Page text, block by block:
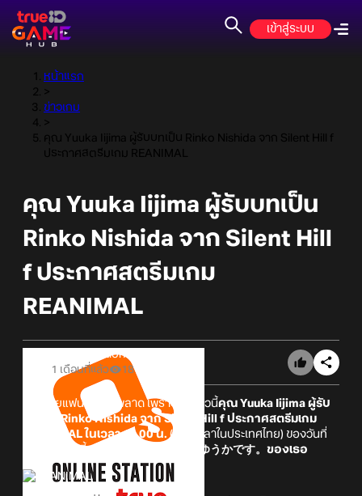
เข้าสู่ระบบ
หน้าแรก
>
ข่าวเกม
>
คุณ Yuuka Iijima ผู้รับบทเป็น Rinko Nishida จาก Silent Hill f
ประกาศสตรีมเกม REANIMAL
คุณ Yuuka Iijima ผู้รับบทเป็น
Rinko Nishida จาก Silent Hill
f ประกาศสตรีมเกม
REANIMAL
Online Station
1 เดือนที่แล้ว
18
บอกเลยแฟน ๆ ห้ามพลาด เพราะในคราวนี้คุณ Yuuka Iijima ผู้รับ
บทเป็น Rinko Nishida จาก Silent Hill f ประกาศสตรีมเกม
REANIMAL ในเวลา 19.00 น. (ตามเวลาในประเทศไทย) ของวันที่
19 มิถุนายนนี้บนช่องยูทูบ いいじまゆうかです。ของเธอ